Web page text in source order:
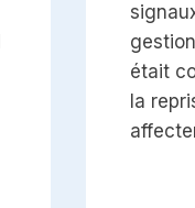
était
la